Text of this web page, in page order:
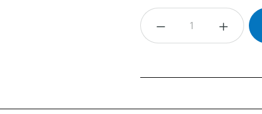
Produkt Anzahl: